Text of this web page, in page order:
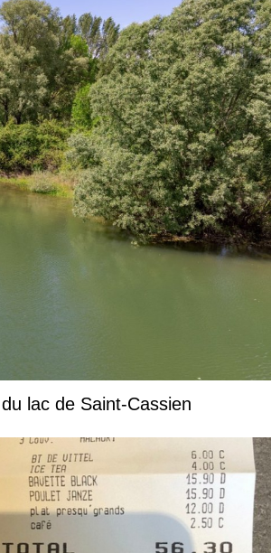
lac de Saint-Cassien